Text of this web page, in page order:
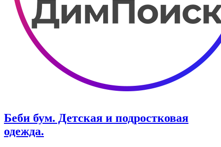
Беби бум. Детская и подростковая
одежда.